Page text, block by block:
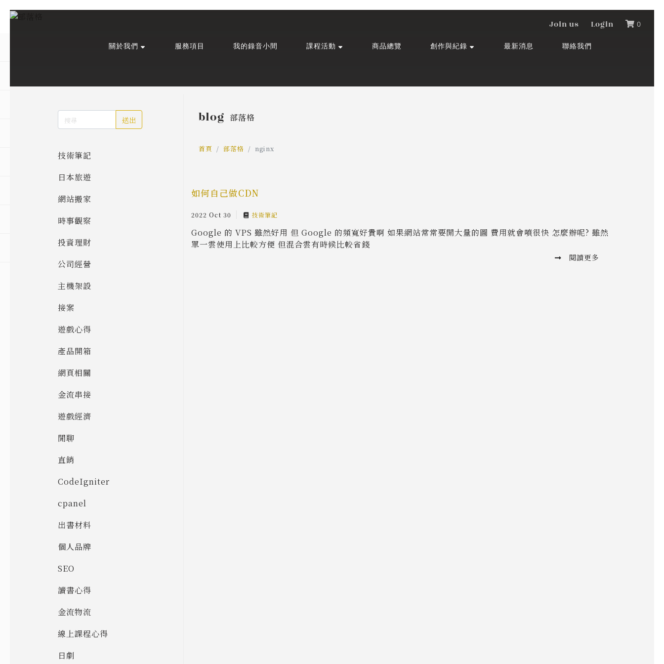
預約服務
活動報名
影像紀錄
Podcast
Join us Login 0
關於我們 服務項目 我的錄音小間 課程活動 商品總覽 創作與紀錄 最新消息 聯絡我們
送出
技術筆記
日本旅遊
網站搬家
時事觀察
投資理財
公司經營
主機架設
接案
遊戲心得
產品開箱
網頁相關
金流串接
遊戲經濟
閒聊
直銷
CodeIgniter
cpanel
出書材料
個人品牌
SEO
讀書心得
金流物流
線上課程心得
日劇
blog 部落格
首頁 部落格 nginx
如何自己做CDN
2022 Oct 30 技術筆記
Google 的 VPS 雖然好用 但 Google 的頻寬好貴啊 如果網站常常要開大量的圖 費用就會噴很快 怎麼辦呢? 雖然
單一雲使用上比較方便 但混合雲有時候比較省錢
閱讀更多